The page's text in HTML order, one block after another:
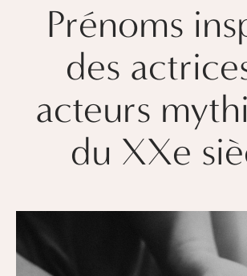
Prénoms
des
acteurs
du XXe